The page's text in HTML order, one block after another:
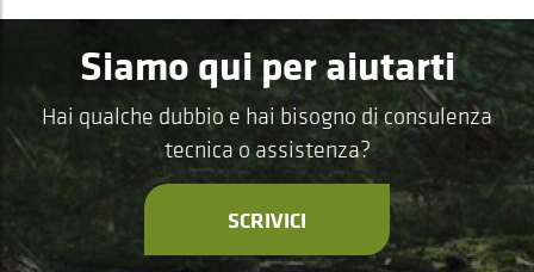
Siamo qui per aiutarti
Hai qualche dubbio e hai bisogno di consulenza
tecnica o assistenza?
SCRIVICI